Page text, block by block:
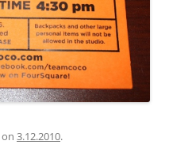
on 3.12.2010.